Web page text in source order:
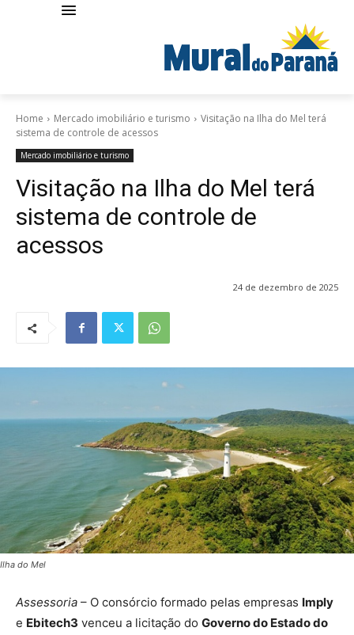
Home Mercado imobiliário e turismo
Visitação na Ilha do Mel terá
sistema de controle de acessos
Mercado imobiliário e turismo
Visitação na Ilha do Mel terá
sistema de controle de
acessos
24 de dezembro de 2025
Ilha do Mel
Assessoria – O consórcio formado pelas empresas Imply
e Ebitech3 venceu a licitação do Governo do Estado do